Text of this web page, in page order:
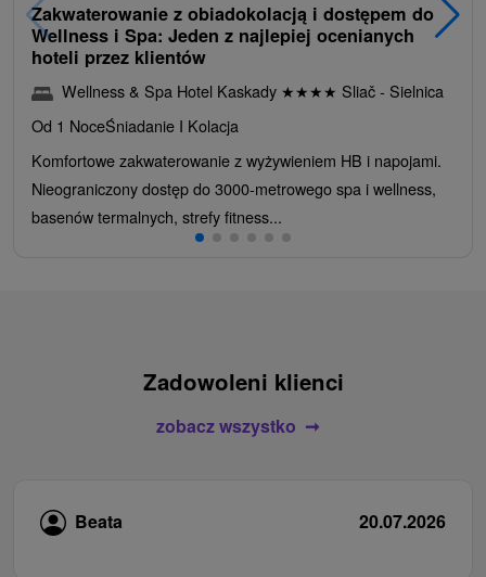
Zakwaterowanie z obiadokolacją i dostępem do
Wellness i Spa: Jeden z najlepiej ocenianych
hoteli przez klientów
Wellness & Spa Hotel Kaskady ★★★★ Sliač - Sielnica
Od 1 NoceŚniadanie I Kolacja
Komfortowe zakwaterowanie z wyżywieniem HB i napojami.
Nieograniczony dostęp do 3000-metrowego spa i wellness,
basenów termalnych, strefy fitness...
Zadowoleni klienci
zobacz wszystko
Beata 20.07.2026